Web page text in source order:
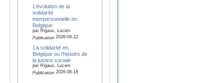
L’évolution de la
solidarité
interpersonnelle en
Belgique
par Rigaux, Lucien
Publication2026-06-22
La solidarité en
Belgique ou l’histoire de
la justice sociale
par Rigaux, Lucien
Publication2026-06-18